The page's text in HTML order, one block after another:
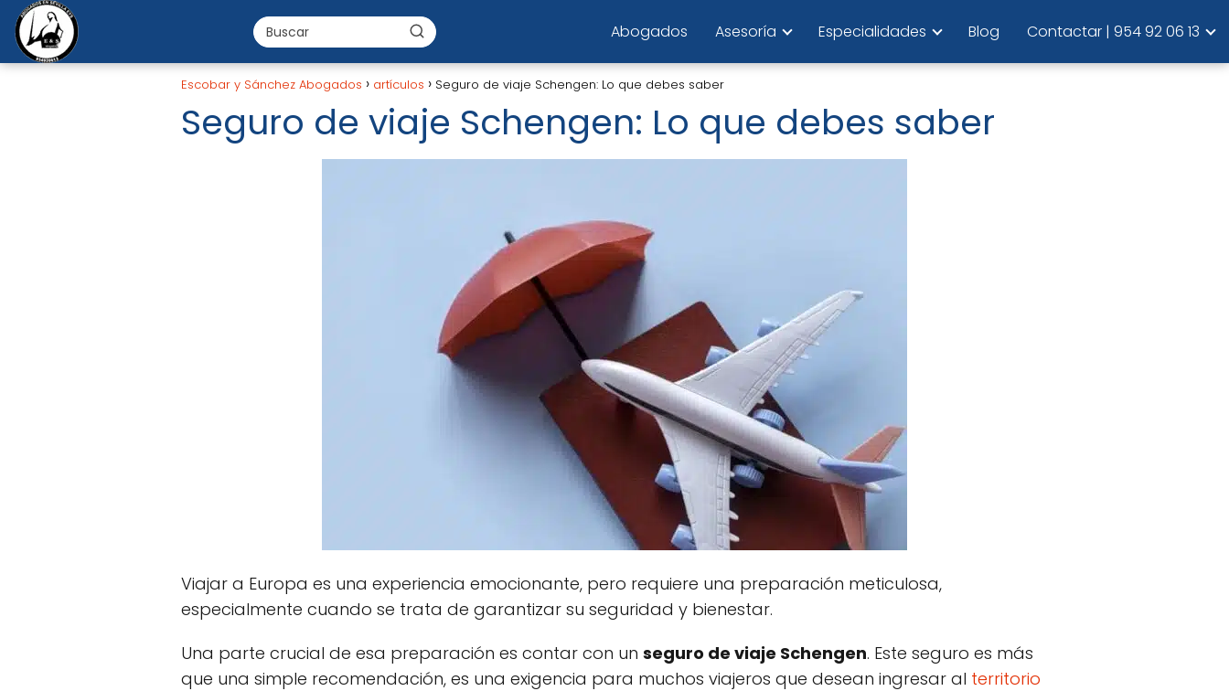
Abogados Asesoría Especialidades Blog Contactar | 954 92 06 13
Escobar y Sánchez Abogados artículos Seguro de viaje Schengen: Lo que debes saber
Seguro de viaje Schengen: Lo que debes saber
Viajar a Europa es una experiencia emocionante, pero requiere una preparación meticulosa,
especialmente cuando se trata de garantizar su seguridad y bienestar.
Una parte crucial de esa preparación es contar con un seguro de viaje Schengen. Este seguro es más
que una simple recomendación, es una exigencia para muchos viajeros que desean ingresar al territorio